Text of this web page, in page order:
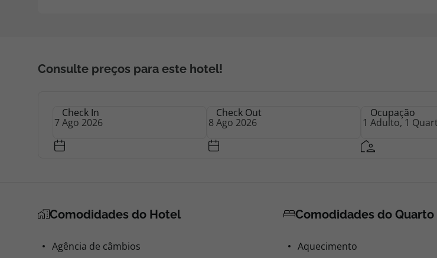
Consulte preços para este hotel!
Check In Check Out Ocupação
Comodidades do Hotel
Agência de câmbios
Comodidades do Quarto
Aquecimento